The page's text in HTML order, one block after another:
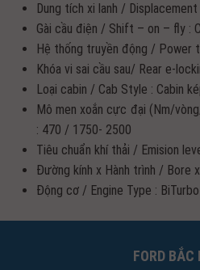
Dung tích xi lanh /
Gài cầu điện / Shift – on – fly :
Hệ thống truyền động / Power
Khóa vi sai cầu sau/ Rear e-
Loại cabin / Cab Style : Cabin
Mô men xoắn cực đại (Nm/
: 470 / 1750- 2500
Tiêu chuẩn khí thải / Emision
Đường kính x Hành trình / Bore
Động cơ / Engine Type :
FORD BẮC